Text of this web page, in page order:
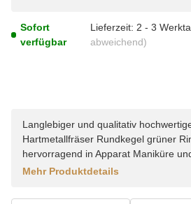
Sofort
verfügbar
Lieferzeit: 2 - 3
abweichend)
Langlebiger und qualitativ
Hartmetallfräser Rundkegel grüner
hervorragend in Apparat Maniküre
Mehr Produktdetails